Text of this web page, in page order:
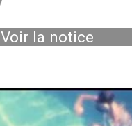
Voir la notice